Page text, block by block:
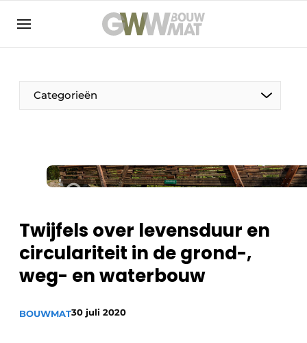
NL EN
Categorieën
De Pen
Twijfels over levensduur en
circulariteit in de grond-,
weg- en waterbouw
BOUWMAT30 juli 2020